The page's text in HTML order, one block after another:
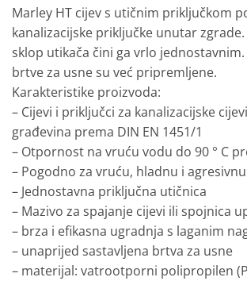
Marley HT cijev s utičnim priključkom
kanalizacijske priključke unutar
sklop utikača čini ga vrlo
brtve za usne su već pripremljene.
Karakteristike proizvoda:
– Cijevi i priključci za kanalizacijske
građevina prema DIN EN 1451/1
– Otpornost na vruću vodu do 90 ° C
– Pogodno za vruću, hladnu i
– Jednostavna priključna utičnica
– Mazivo za spajanje cijevi ili spojnica
– brza i efikasna ugradnja s laganim
– unaprijed sastavljena brtva za usne
– materijal: vatrootporni polipropilen